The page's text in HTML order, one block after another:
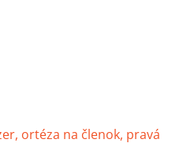
ortéza na členok, pravá